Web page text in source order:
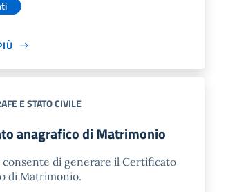
E STATO CIVILE
anagrafico di Matrimonio
consente di generare il Certificato
di Matrimonio.